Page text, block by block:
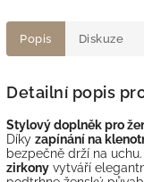
Popis Diskuze
Detailní popis
Stylový doplněk pro
Díky zapínání na
bezpečně drží na uchu.
zirkony vytváří